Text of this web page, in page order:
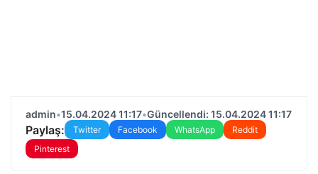
admin•15.04.2024 11:17•Güncellendi: 15.04.2024 11:17
Paylaş: Twitter Facebook WhatsApp
Reddit
Pinterest